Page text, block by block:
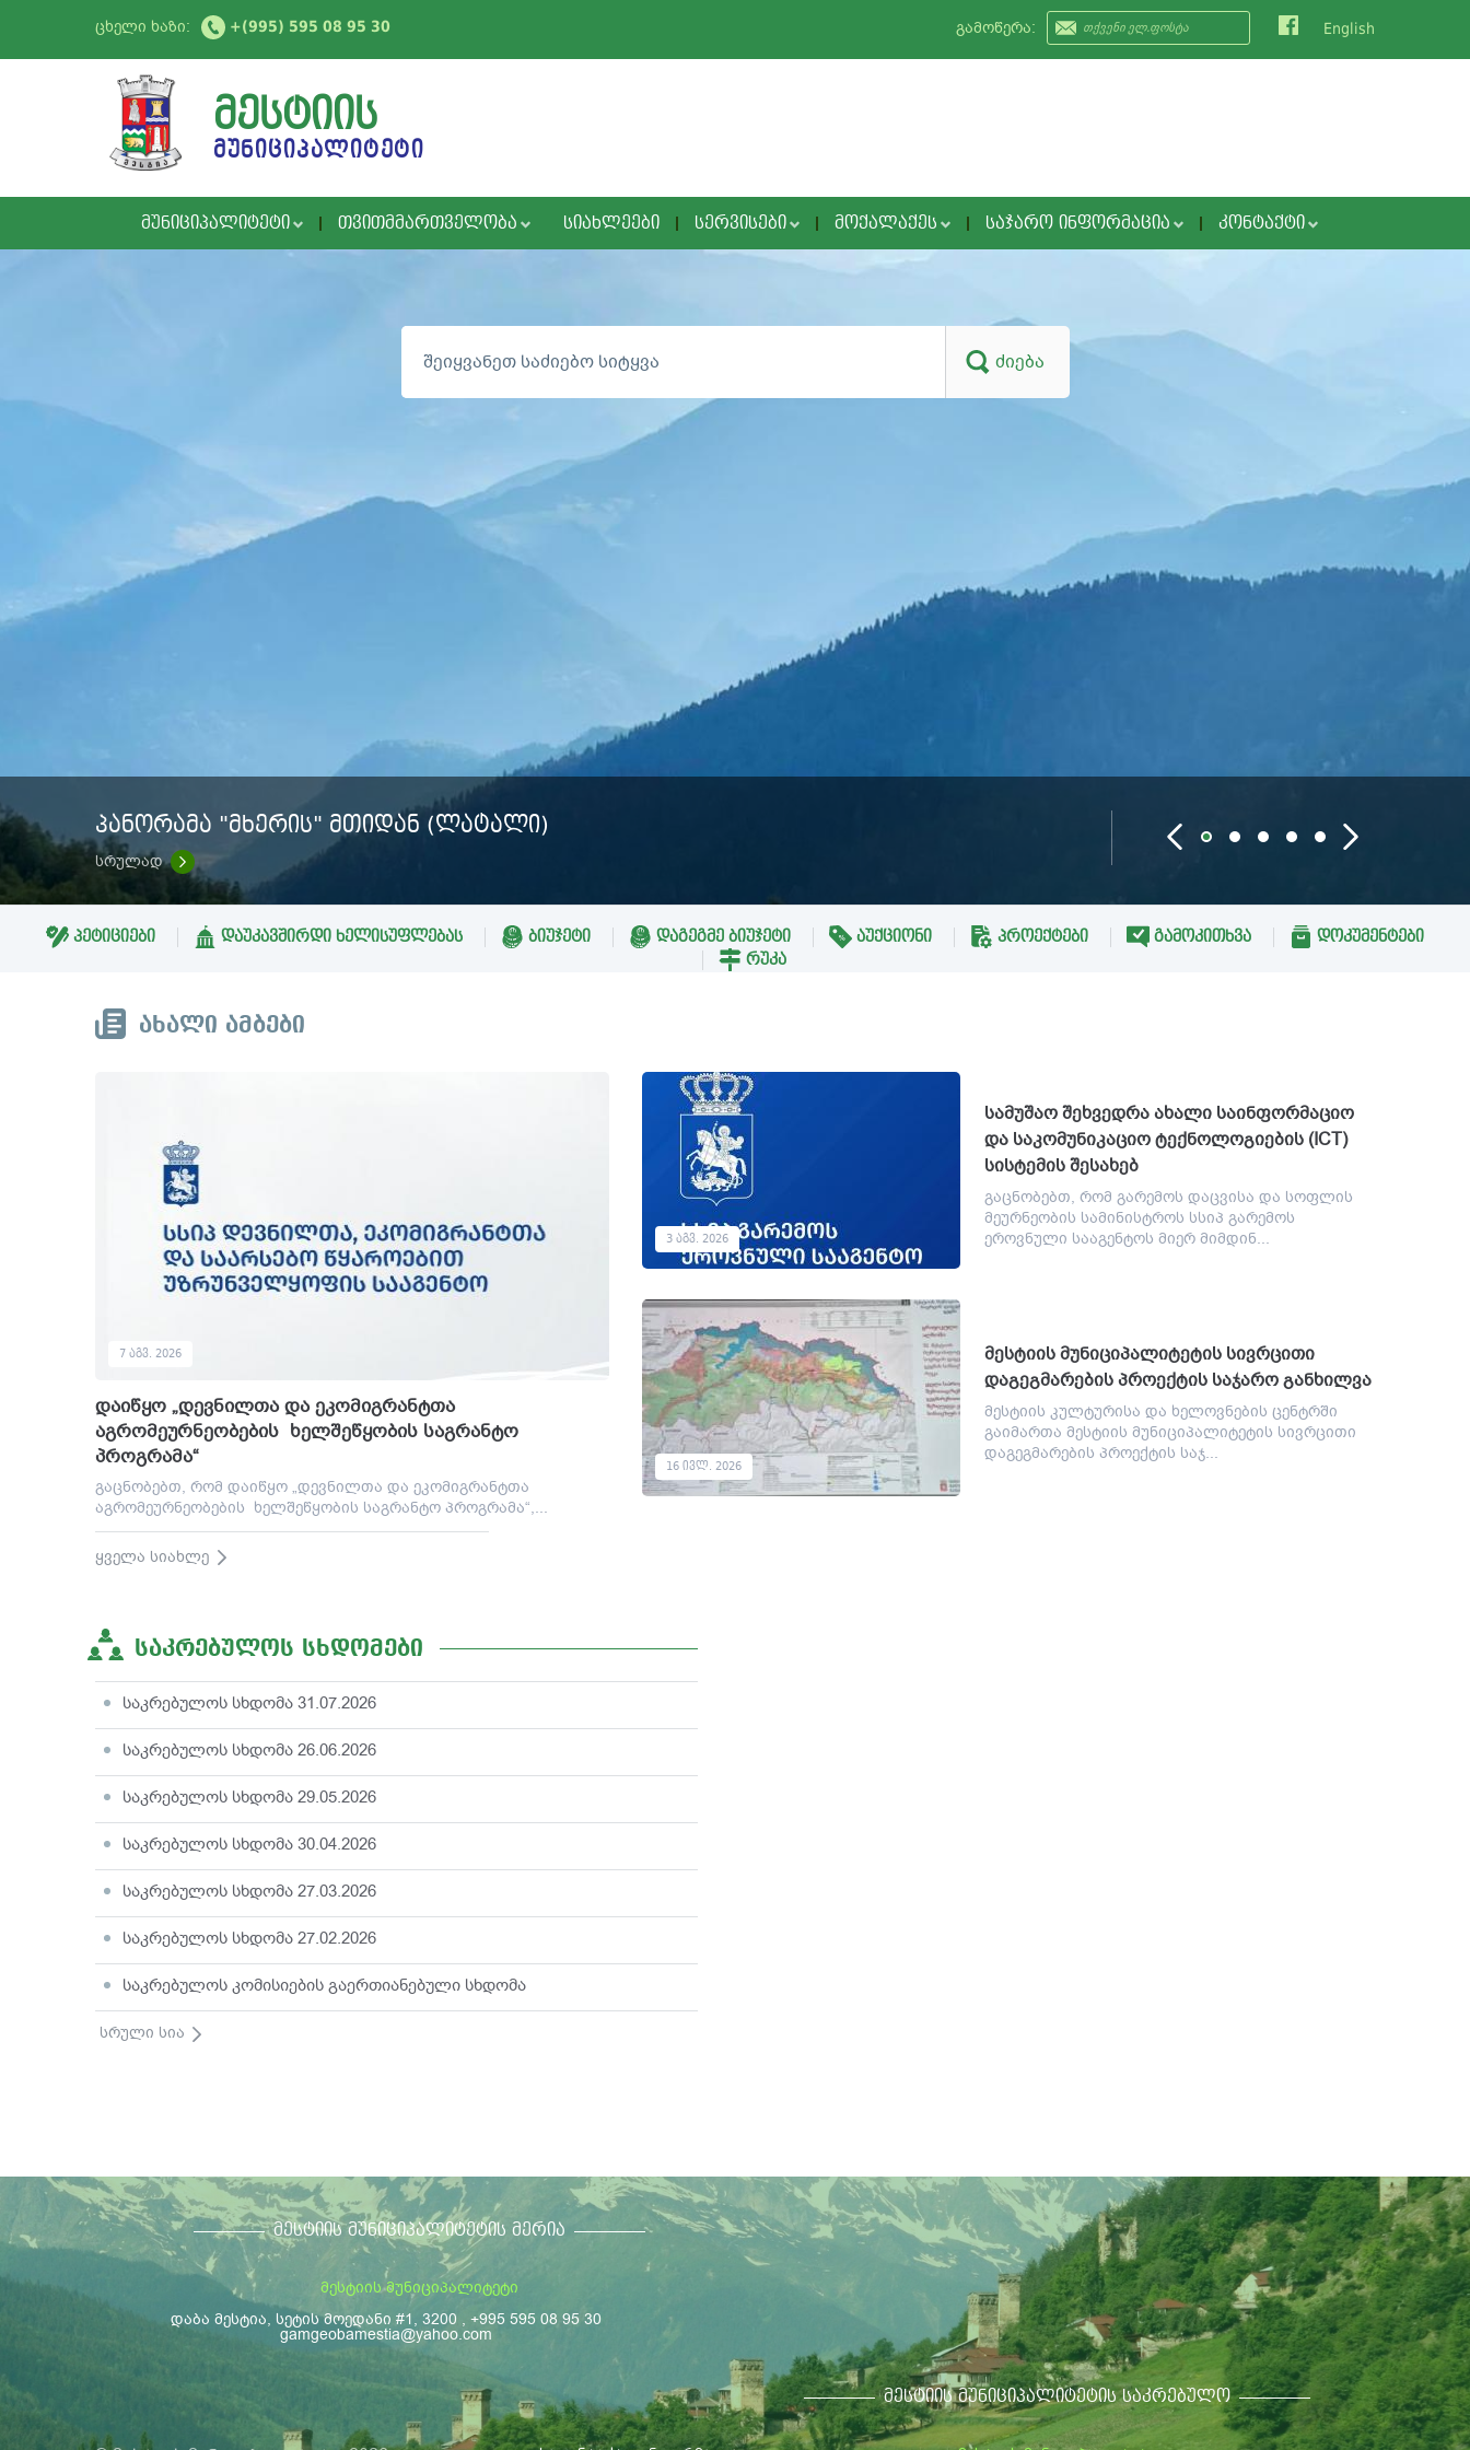
ცხელი ხაზი: +(995) 595 08 95 30 გამოწერა: English
ᲛᲔᲡᲢᲘᲘᲡ
ᲛᲣᲜᲘᲪᲘᲞᲐᲚᲘᲢᲔᲢᲘ
ᲛᲣᲜᲘᲪᲘᲞᲐᲚᲘᲢᲔᲢᲘ ᲗᲕᲘᲗᲛᲛᲐᲠᲗᲕᲔᲚᲝᲑᲐ ᲡᲘᲐᲮᲚᲔᲔᲑᲘ ᲡᲔᲠᲕᲘᲡᲔᲑᲘ ᲛᲝᲥᲐᲚᲐᲥᲔᲡ ᲡᲐᲯᲐᲠᲝ ᲘᲜᲤᲝᲠᲛᲐᲪᲘᲐ ᲙᲝᲜᲢᲐᲥᲢᲘ
ᲞᲐᲜᲝᲠᲐᲛᲐ "ᲛᲮᲔᲠᲘᲡ" ᲛᲗᲘᲓᲐᲜ (ᲚᲐᲢᲐᲚᲘ)
სრულად
ᲞᲔᲢᲘᲪᲘᲔᲑᲘ ᲓᲐᲣᲙᲐᲕᲨᲘᲠᲓᲘ ᲮᲔᲚᲘᲡᲣᲤᲚᲔᲑᲐᲡ ᲑᲘᲣᲯᲔᲢᲘ ᲓᲐᲒᲔᲒᲛᲔ ᲑᲘᲣᲯᲔᲢᲘ ᲐᲣᲥᲪᲘᲝᲜᲘ ᲞᲠᲝᲔᲥᲢᲔᲑᲘ ᲒᲐᲛᲝᲙᲘᲗᲮᲕᲐ
ᲓᲝᲙᲣᲛᲔᲜᲢᲔᲑᲘ
ᲠᲣᲙᲐ
ᲐᲮᲐᲚᲘ ᲐᲛᲑᲔᲑᲘ
7 ᲐᲒᲕ. 2026
დაიწყო „დევნილთა და ეკომიგრანტთა
აგრომეურნეობების ხელშეწყობის საგრანტო
პროგრამა“
გაცნობებთ, რომ დაიწყო „დევნილთა და ეკომიგრანტთა
აგრომეურნეობების ხელშეწყობის საგრანტო პროგრამა“,...
3 ᲐᲒᲕ. 2026
სამუშაო შეხვედრა ახალი საინფორმაციო
და საკომუნიკაციო ტექნოლოგიების (ICT)
სისტემის შესახებ
გაცნობებთ, რომ გარემოს დაცვისა და სოფლის
მეურნეობის სამინისტროს სსიპ გარემოს
ეროვნული სააგენტოს მიერ მიმდინ...
16 ᲘᲕᲚ. 2026
მესტიის მუნიციპალიტეტის სივრცითი
დაგეგმარების პროექტის საჯარო განხილვა
მესტიის კულტურისა და ხელოვნების ცენტრში
გაიმართა მესტიის მუნიციპალიტეტის სივრცითი
დაგეგმარების პროექტის საჯ...
ყველა სიახლე
ᲡᲐᲙᲠᲔᲑᲣᲚᲝᲡ ᲡᲮᲓᲝᲛᲔᲑᲘ
საკრებულოს სხდომა 31.07.2026
საკრებულოს სხდომა 26.06.2026
საკრებულოს სხდომა 29.05.2026
საკრებულოს სხდომა 30.04.2026
საკრებულოს სხდომა 27.03.2026
საკრებულოს სხდომა 27.02.2026
საკრებულოს კომისიების გაერთიანებული სხდომა
სრული სია
ᲛᲔᲡᲢᲘᲘᲡ ᲛᲣᲜᲘᲪᲘᲞᲐᲚᲘᲢᲔᲢᲘᲡ ᲛᲔᲠᲘᲐ
მესტიის მუნიციპალიტეტი
დაბა მესტია, სეტის მოედანი #1, 3200 , +995 595 08 95 30
gamgeobamestia@yahoo.com
ᲛᲔᲡᲢᲘᲘᲡ ᲛᲣᲜᲘᲪᲘᲞᲐᲚᲘᲢᲔᲢᲘᲡ ᲡᲐᲙᲠᲔᲑᲣᲚᲝ